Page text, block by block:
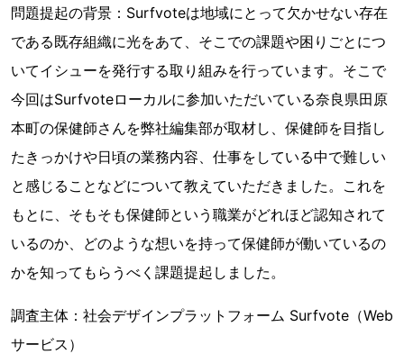
問題提起の背景：Surfvoteは地域にとって欠かせない存在
である既存組織に光をあて、そこでの課題や困りごとにつ
いてイシューを発行する取り組みを行っています。そこで
今回はSurfvoteローカルに参加いただいている奈良県田原
本町の保健師さんを弊社編集部が取材し、保健師を目指し
たきっかけや日頃の業務内容、仕事をしている中で難しい
と感じることなどについて教えていただきました。これを
もとに、そもそも保健師という職業がどれほど認知されて
いるのか、どのような想いを持って保健師が働いているの
かを知ってもらうべく課題提起しました。
調査主体：社会デザインプラットフォーム Surfvote（Web
サービス）